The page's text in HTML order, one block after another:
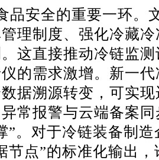
品安全的重要一环。
理制度、强化冷藏
这直接推动冷链监
的需求激增。新一
据溯源转变，可实
常报警与云端备案
”。对于冷链装备制
节点”的标准化输出